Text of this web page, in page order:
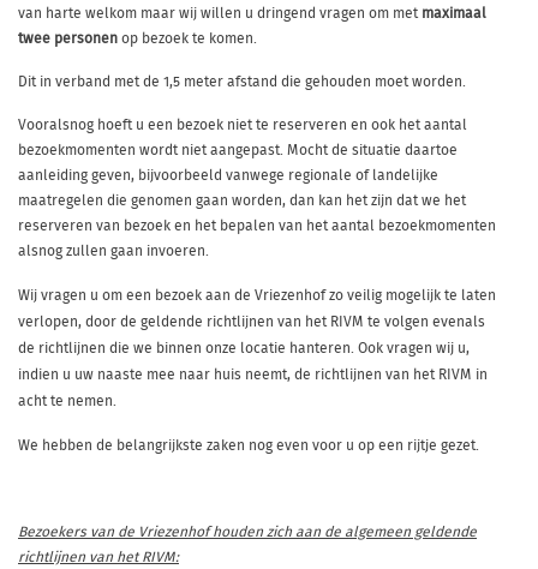
van harte welkom maar wij willen u dringend vragen om metmaximaal
twee personenop bezoek te komen.
Dit in verband met de 1,5 meter afstand die gehouden moet worden.
Vooralsnog hoeft u een bezoek niet te reserveren en ook het aantal
bezoekmomenten wordt niet aangepast. Mocht de situatie daartoe
aanleiding geven, bijvoorbeeld vanwege regionale of landelijke
maatregelen die genomen gaan worden, dan kan het zijn dat we het
reserveren van bezoek en het bepalen van het aantal bezoekmomenten
alsnog zullen gaan invoeren.
Wijvragen u om een bezoek aan de Vriezenhof zo veilig mogelijk te laten
verlopen, door de geldende richtlijnen van het RIVM te volgen evenals
de richtlijnen die we binnen onze locatie hanteren. Ook vragen wij u,
indien u uw naaste mee naar huis neemt, de richtlijnen van het RIVM in
acht te nemen.
We hebben de belangrijkste zaken nog even voor u op een rijtje gezet.
Bezoekers van de Vriezenhof houden zich aan de algemeen geldende
richtlijnen van het RIVM: